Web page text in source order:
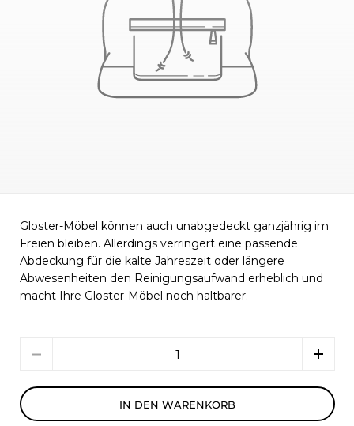
Gloster-Möbel können auch unabgedeckt ganzjährig im
Freien bleiben. Allerdings verringert eine passende
Abdeckung für die kalte Jahreszeit oder längere
Abwesenheiten den Reinigungsaufwand erheblich und
macht Ihre Gloster-Möbel noch haltbarer.
IN DEN WARENKORB